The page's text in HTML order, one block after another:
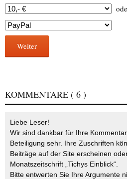
Weiter
KOMMENTARE ( 6 )
Liebe Leser!
Wir sind dankbar für Ihre
Beteiligung sehr. Ihre Zuschriften
Beiträge auf der Site erscheinen
Monatszeitschrift „Tichys Einblick“.
Bitte entwerten Sie Ihre Argumente